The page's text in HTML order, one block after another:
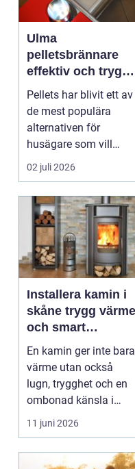
Ulma
pelletsbrännare
effektiv och trygg
värme med pellets
Pellets har blivit ett av
de mest populära
alternativen för
husägare som vill
kombinera låga
uppvärm...
02 juli 2026
Installera kamin i
skåne trygg värme
och smart
investering
En kamin ger inte bara
värme utan också
lugn, trygghet och en
ombonad känsla i
hemmet. Allt fler hus...
11 juni 2026